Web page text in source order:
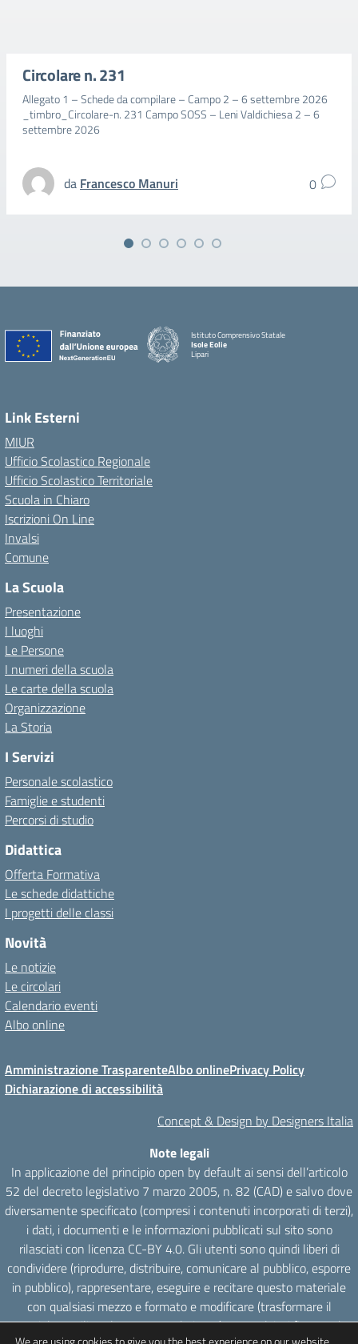
Circolare n. 231
Allegato 1 – Schede da compilare – Campo 2 – 6 settembre 2026
_timbro_Circolare-n. 231 Campo SOSS – Leni Valdichiesa 2 – 6
settembre 2026
da Francesco Manuri 0
Istituto Comprensivo Statale
Isole Eolie
Lipari
Link Esterni
MIUR
Ufficio Scolastico Regionale
Ufficio Scolastico Territoriale
Scuola in Chiaro
Iscrizioni On Line
Invalsi
Comune
La Scuola
Presentazione
I luoghi
Le Persone
I numeri della scuola
Le carte della scuola
Organizzazione
La Storia
I Servizi
Personale scolastico
Famiglie e studenti
Percorsi di studio
Didattica
Offerta Formativa
Le schede didattiche
I progetti delle classi
Novità
Le notizie
Le circolari
Calendario eventi
Albo online
Amministrazione TrasparenteAlbo onlinePrivacy Policy
Dichiarazione di accessibilità
Concept & Design by Designers Italia
Note legali
In applicazione del principio open by default ai sensi dell’articolo
52 del decreto legislativo 7 marzo 2005, n. 82 (CAD) e salvo dove
diversamente specificato (compresi i contenuti incorporati di terzi),
i dati, i documenti e le informazioni pubblicati sul sito sono
rilasciati con licenza CC-BY 4.0. Gli utenti sono quindi liberi di
condividere (riprodurre, distribuire, comunicare al pubblico, esporre
in pubblico), rappresentare, eseguire e recitare questo materiale
con qualsiasi mezzo e formato e modificare (trasformare il
materiale e utilizzarlo per opere derivate) per qualsiasi fine, anche